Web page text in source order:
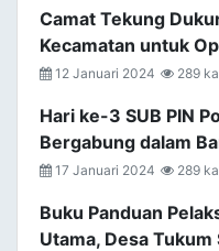
Camat Tekung
Kecamatan untuk
12 Januari 2024 289
Hari ke-3 SUB PIN
Bergabung dalam
17 Januari 2024 289
Buku Panduan
Utama, Desa